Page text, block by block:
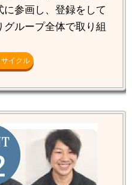
参画し、登録をして
ループ全体で取り組
イクル